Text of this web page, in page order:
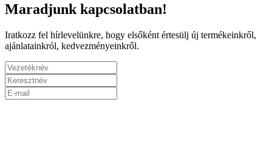
Maradjunk kapcsolatban!
Iratkozz fel hírlevelünkre, hogy elsőként értesülj új termékeinkről,
ajánlatainkról, kedvezményeinkről.